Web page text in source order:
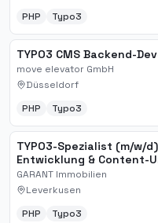
PHP
Typo3
TYPO3 CMS Backend-
move elevator GmbH
Düsseldorf
PHP
Typo3
TYPO3-Spezialist (m/w/
Entwicklung & Content-
GARANT Immobilien
Leverkusen
PHP Typo3